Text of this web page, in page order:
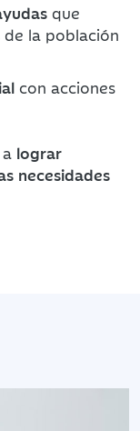
que
de la población
con acciones
lograr
necesidades